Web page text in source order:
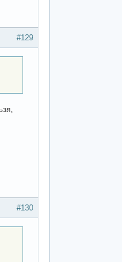
#129
#130